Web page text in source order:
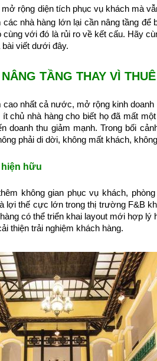
rộng diện tích phục vụ khách mà
nhà hàng lớn lại cần nâng tầng
với đó là rủi ro về kết cấu. Hãy
bài viết dưới đây.
TẦNG THAY VÌ
nhất cả nước, mở rộng kinh
chủ nhà hàng cho biết họ đã mất
doanh thu giảm mạnh. Trong bối
phải di dời, không mất khách,
hữu
không gian phục vụ khách,
lợi thế cực lớn trong thị trường F&B
có thể triển khai layout mới hợp
thiện trải nghiệm khách hàng.